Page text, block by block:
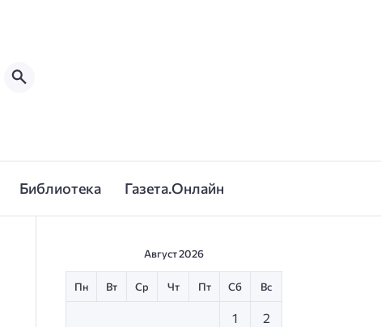
Библиотека Газета.Онлайн
Август 2026
Пн Вт Ср Чт Пт Сб Вс
1 2